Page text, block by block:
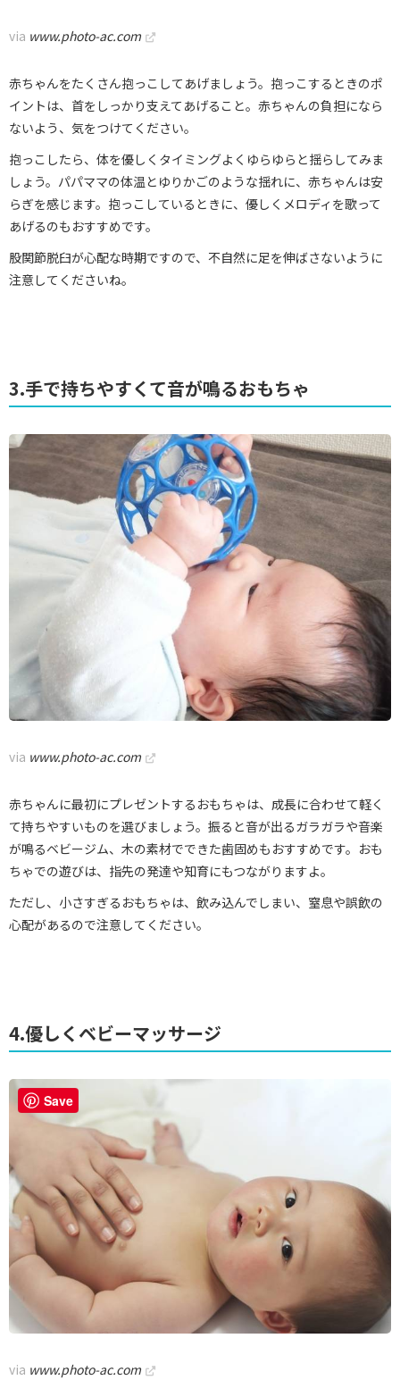
via www.photo-ac.com
赤ちゃんをたくさん抱っこしてあげましょう。抱っこするときのポ
イントは、首をしっかり支えてあげること。赤ちゃんの負担になら
ないよう、気をつけてください。
抱っこしたら、体を優しくタイミングよくゆらゆらと揺らしてみま
しょう。パパママの体温とゆりかごのような揺れに、赤ちゃんは安
らぎを感じます。抱っこしているときに、優しくメロディを歌って
あげるのもおすすめです。
股関節脱臼が心配な時期ですので、不自然に足を伸ばさないように
注意してくださいね。
3.手で持ちやすくて音が鳴るおもちゃ
via www.photo-ac.com
赤ちゃんに最初にプレゼントするおもちゃは、成長に合わせて軽く
て持ちやすいものを選びましょう。振ると音が出るガラガラや音楽
が鳴るベビージム、木の素材でできた歯固めもおすすめです。おも
ちゃでの遊びは、指先の発達や知育にもつながりますよ。
ただし、小さすぎるおもちゃは、飲み込んでしまい、窒息や誤飲の
心配があるので注意してください。
4.優しくベビーマッサージ
via www.photo-ac.com
Save